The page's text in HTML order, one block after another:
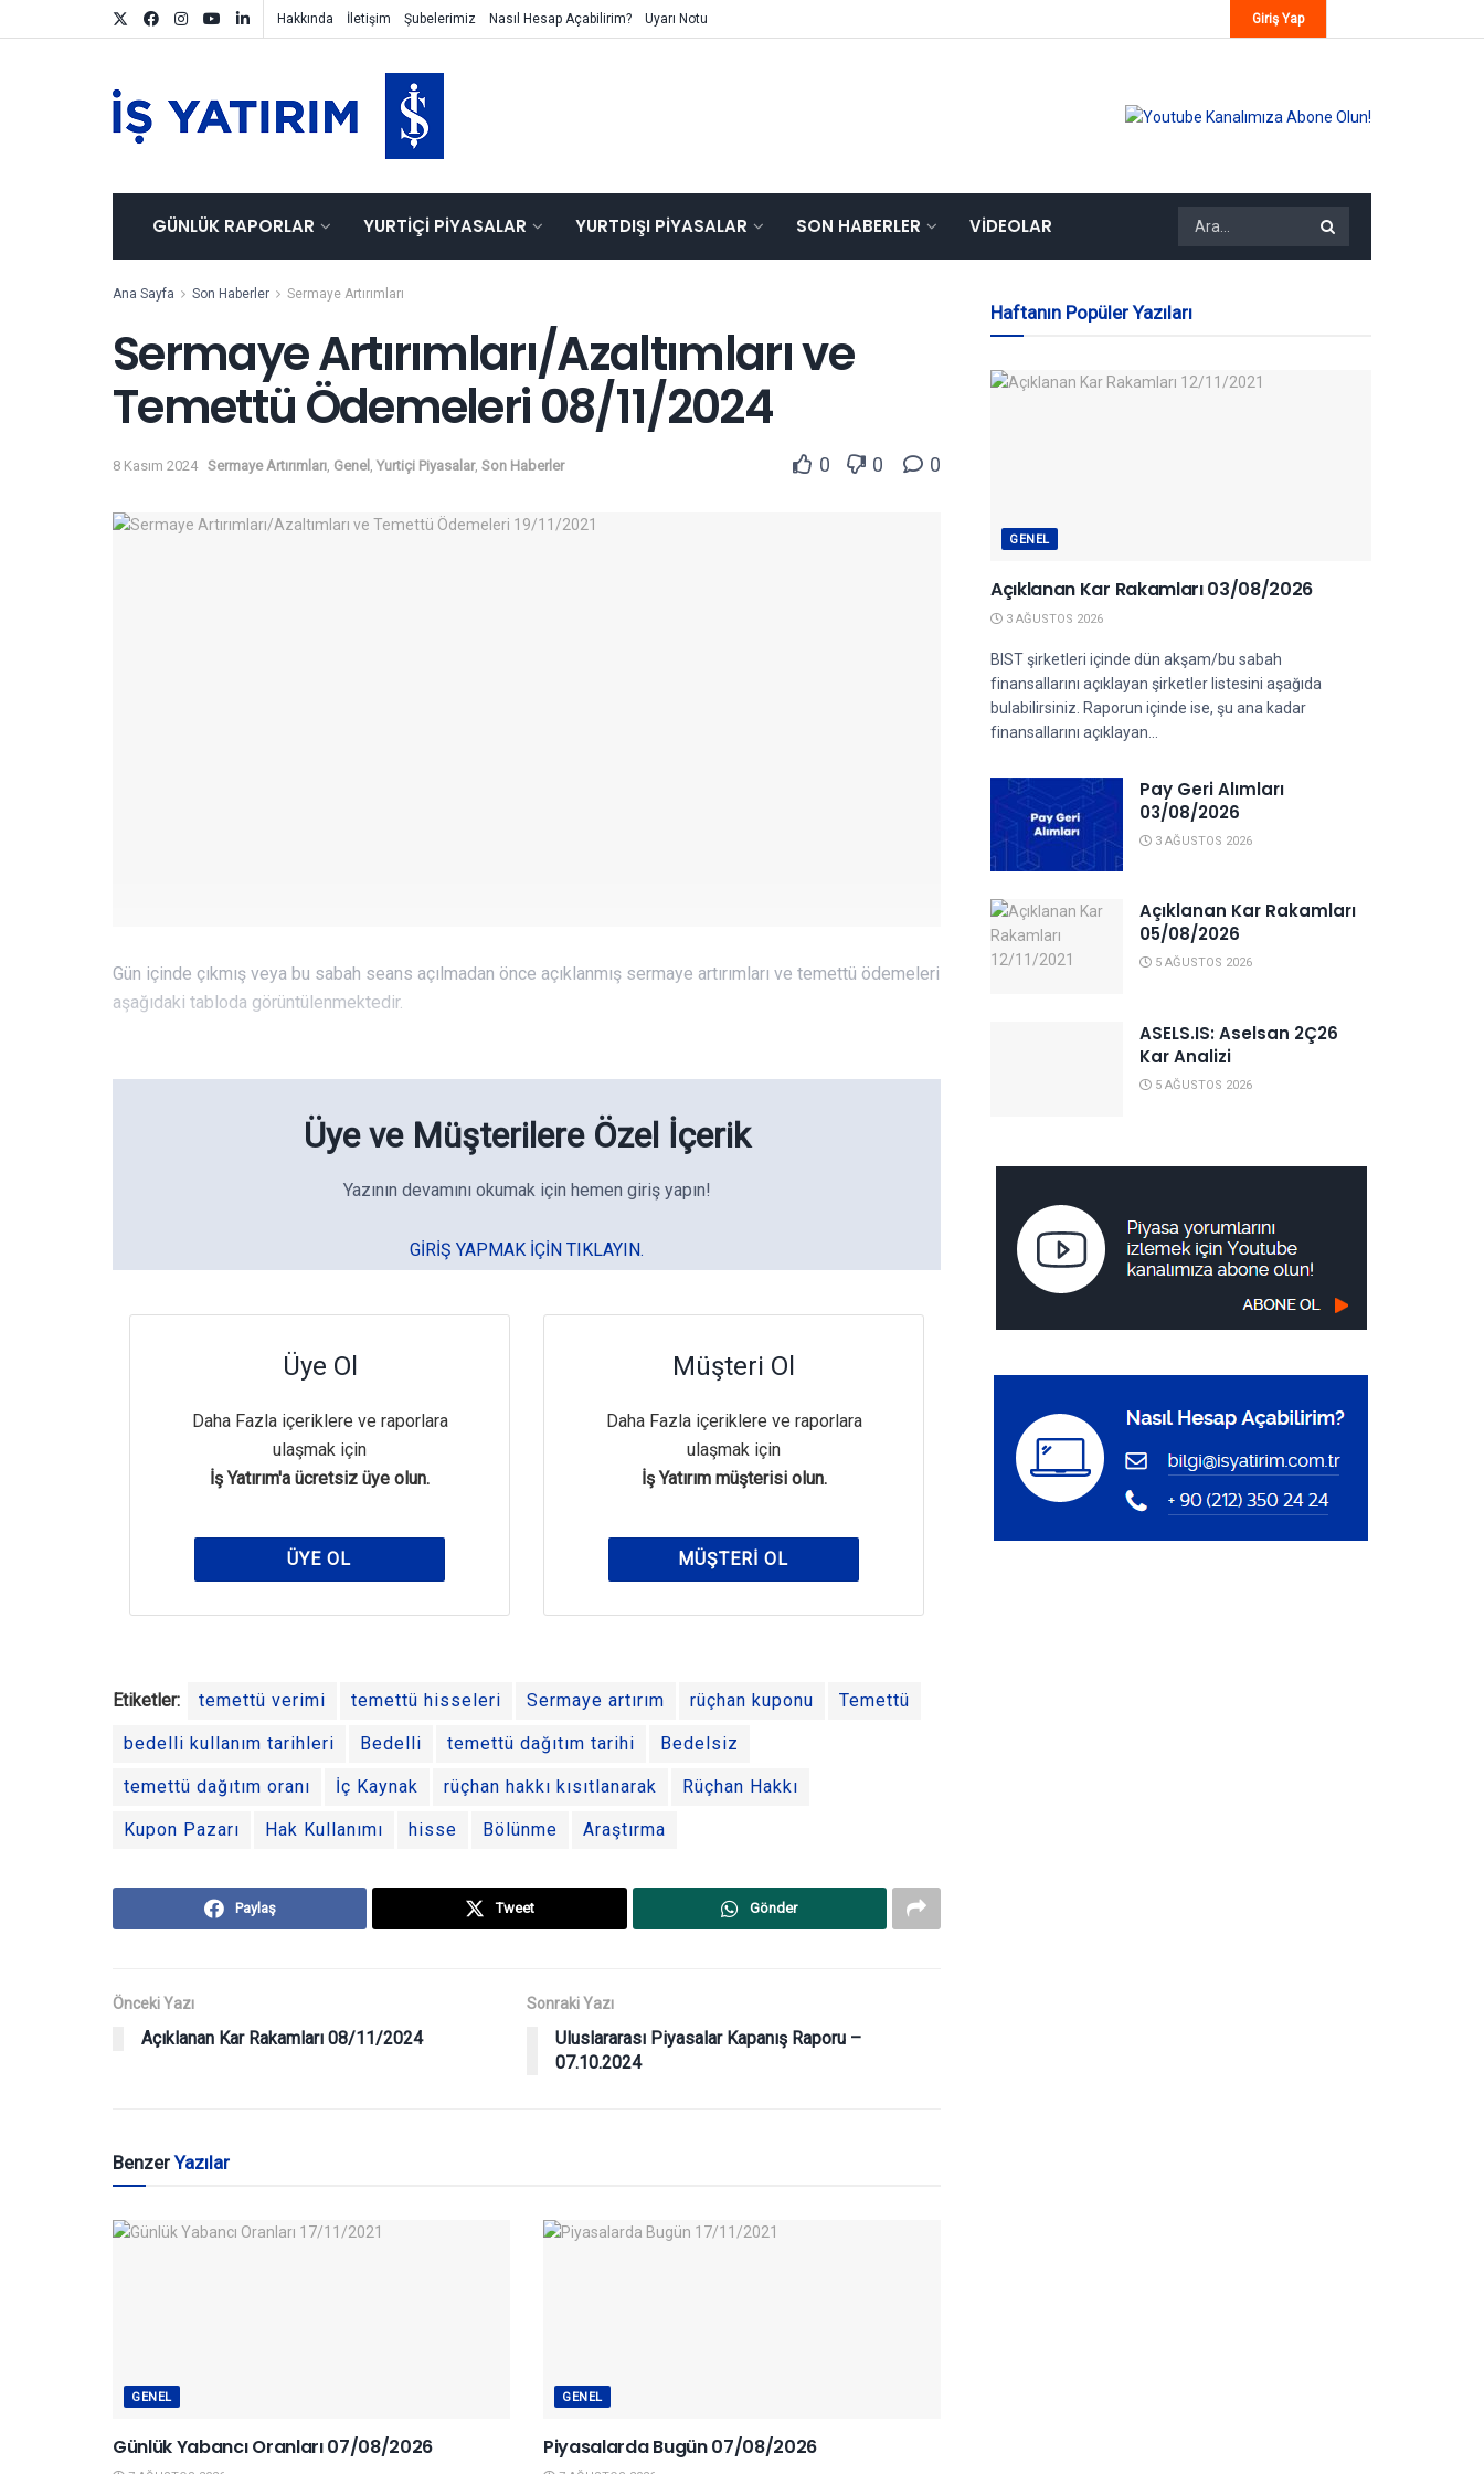
Hakkında İletişim Şubelerimiz Nasıl Hesap Açabilirim? Uyarı Notu Giriş Yap
GÜNLÜK RAPORLAR YURTIÇI PIYASALAR YURTDIŞI PIYASALAR SON HABERLER VIDEOLAR
Ana Sayfa Son Haberler Sermaye Artırımları
Sermaye Artırımları/Azaltımları ve
Temettü Ödemeleri 08/11/2024
8 Kasım 2024 Sermaye Artırımları Genel Yurtiçi Piyasalar, Son Haberler 0 0 0
Gün içinde çıkmış veya bu sabah seans açılmadan önce açıklanmış sermaye artırımları ve temettü ödemeleri
aşağıdaki tabloda görüntülenmektedir.
Üye ve Müşterilere Özel İçerik
Yazının devamını okumak için hemen giriş yapın!
GIRIŞ YAPMAK IÇIN TIKLAYIN.
Üye Ol
Daha Fazla içeriklere ve raporlara
ulaşmak için
İş Yatırım'a ücretsiz üye olun.
ÜYE OL
Müşteri Ol
Daha Fazla içeriklere ve raporlara
ulaşmak için
İş Yatırım müşterisi olun.
MÜŞTERI OL
Etiketler: temettü verimi temettü hisseleri Sermaye artırım rüçhan kuponu Temettü
bedelli kullanım tarihleri Bedelli temettü dağıtım tarihi Bedelsiz
temettü dağıtım oranı İç Kaynak rüçhan hakkı kısıtlanarak Rüçhan Hakkı
Kupon Pazarı Hak Kullanımı hisse Bölünme Araştırma
Paylaş Tweet Gönder
Önceki Yazı
Açıklanan Kar Rakamları 08/11/2024
Sonraki Yazı
Uluslararası Piyasalar Kapanış Raporu –
07.10.2024
BenzerYazılar
GENEL
Günlük Yabancı Oranları 07/08/2026
GENEL
Piyasalarda Bugün 07/08/2026
Haftanın Popüler Yazıları
GENEL
Açıklanan Kar Rakamları 03/08/2026
3 AĞUSTOS 2026
BIST şirketleri içinde dün akşam/bu sabah
finansallarını açıklayan şirketler listesini aşağıda
bulabilirsiniz. Raporun içinde ise, şu ana kadar
finansallarını açıklayan...
Pay Geri Alımları
03/08/2026
3 AĞUSTOS 2026
Açıklanan Kar Rakamları
05/08/2026
5 AĞUSTOS 2026
ASELS.IS: Aselsan 2Ç26
Kar Analizi
5 AĞUSTOS 2026